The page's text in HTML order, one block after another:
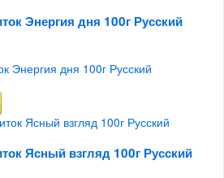
Энергия дня 100г Русский
Энергия дня 100г Русский
Ясный взгляд 100г Русский